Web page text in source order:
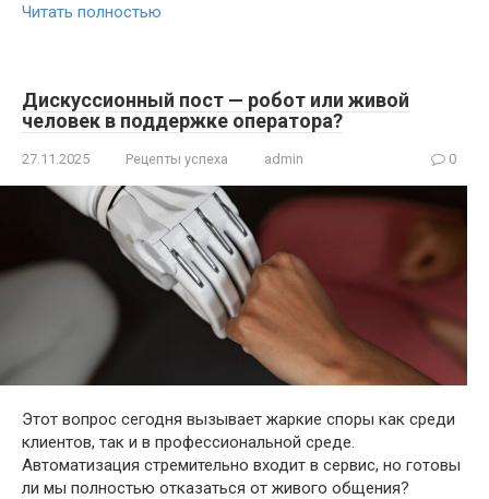
Читать полностью
Дискуссионный пост — робот или живой
человек в поддержке оператора?
27.11.2025 Рецепты успеха admin 0
Этот вопрос сегодня вызывает жаркие споры как среди
клиентов, так и в профессиональной среде.
Автоматизация стремительно входит в сервис, но готовы
ли мы полностью отказаться от живого общения?